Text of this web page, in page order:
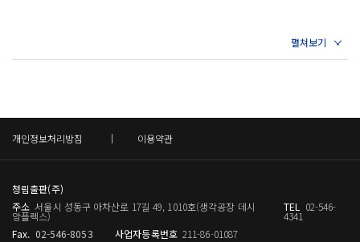
개인정보처리방침 이용약관
청림출판(주)
주소 서울시 성동구 아차산로 17길 49, 1010호(생각공장 데시
앙플렉스)
TEL 02-546-
4341
Fax. 02-546-8053 사업자등록번호 211-86-01087